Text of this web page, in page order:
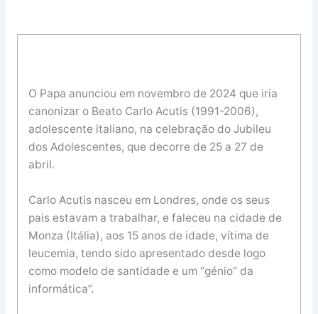
O Papa anunciou em novembro de 2024 que iria
canonizar o Beato Carlo Acutis (1991-2006),
adolescente italiano, na celebração do Jubileu
dos Adolescentes, que decorre de 25 a 27 de
abril.
Carlo Acutis nasceu em Londres, onde os seus
pais estavam a trabalhar, e faleceu na cidade de
Monza (Itália), aos 15 anos de idade, vítima de
leucemia, tendo sido apresentado desde logo
como modelo de santidade e um “génio” da
informática”.